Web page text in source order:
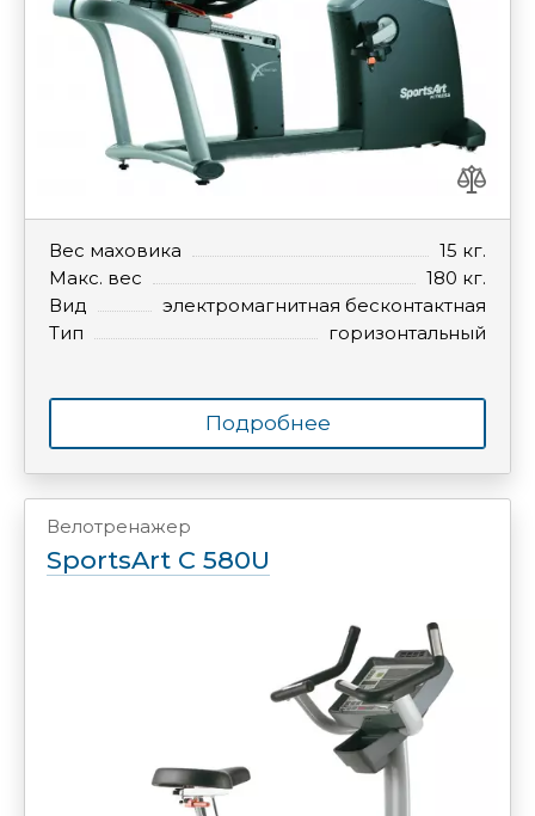
Вес маховика
15 кг.
Макс. вес
180 кг.
Вид
электромагнитная бесконтактная
Тип
горизонтальный
Подробнее
Велотренажер
SportsArt C 580U